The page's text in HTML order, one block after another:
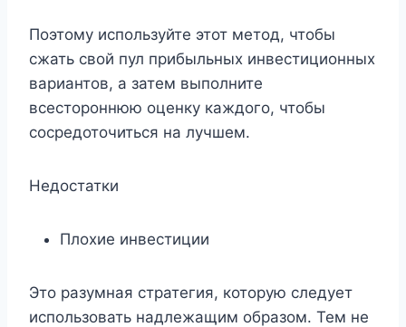
Поэтому используйте этот метод, чтобы
сжать свой пул прибыльных инвестиционных
вариантов, а затем выполните
всестороннюю оценку каждого, чтобы
сосредоточиться на лучшем.
Недостатки
Плохие инвестиции
Это разумная стратегия, которую следует
использовать надлежащим образом. Тем не